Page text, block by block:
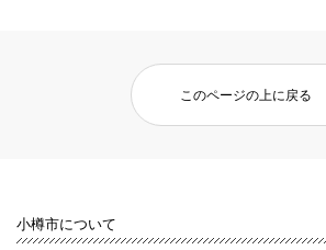
このページの上に戻る
小樽市について